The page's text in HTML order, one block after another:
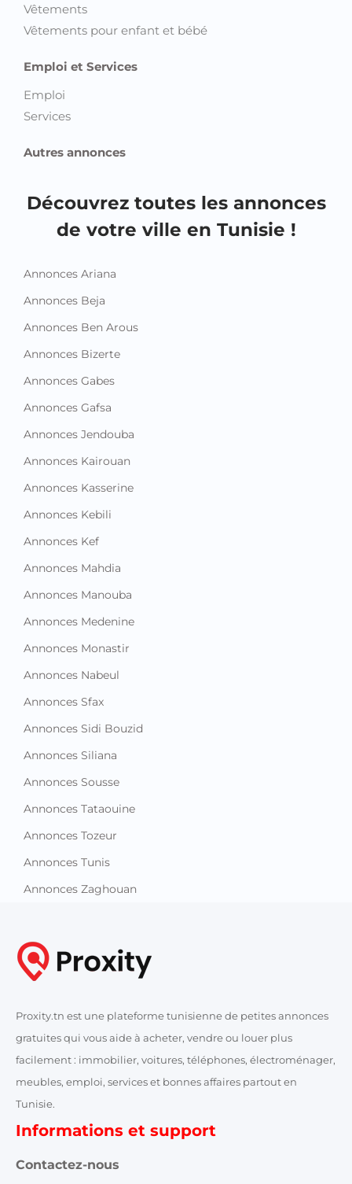
Vêtements
Vêtements pour enfant et bébé
Emploi et Services
Emploi
Services
Autres annonces
Découvrez toutes les annonces
de votre ville en Tunisie !
Annonces Ariana
Annonces Beja
Annonces Ben Arous
Annonces Bizerte
Annonces Gabes
Annonces Gafsa
Annonces Jendouba
Annonces Kairouan
Annonces Kasserine
Annonces Kebili
Annonces Kef
Annonces Mahdia
Annonces Manouba
Annonces Medenine
Annonces Monastir
Annonces Nabeul
Annonces Sfax
Annonces Sidi Bouzid
Annonces Siliana
Annonces Sousse
Annonces Tataouine
Annonces Tozeur
Annonces Tunis
Annonces Zaghouan
Proxity.tn est une plateforme tunisienne de petites annonces
gratuites qui vous aide à acheter, vendre ou louer plus
facilement : immobilier, voitures, téléphones, électroménager,
meubles, emploi, services et bonnes affaires partout en
Tunisie.
Informations et support
Contactez-nous